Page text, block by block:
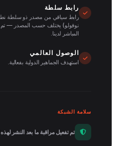
رابط سلطة
رابط سياقي من مصدر ذو سلطة
نوفولو) يختلف حسب المصدر — تم
المباشر لدينا.
الوصول العالمي
استهدف الجماهير الدولية بفعالية.
سلامة الشبكة
تم تفعيل مراقبة ما بعد النشر لهذه